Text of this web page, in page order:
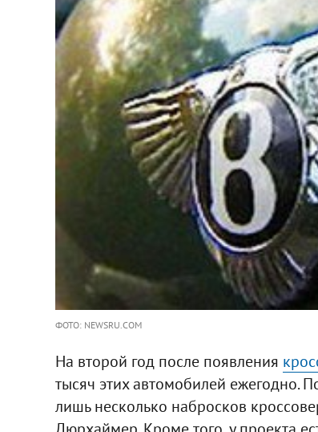
ФОТО: NEWSRU.COM
На второй год после появления
тысяч этих автомобилей ежегодно.
лишь несколько набросков